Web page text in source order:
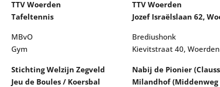
TTV Woerden
Tafeltennis
TTV Woerden
Jozef Israëlslaan 62,
MBvO
Gym
Brediushonk
Kievitstraat 40, Woerden
Stichting Welzijn Zegveld
Jeu de Boules / Koersbal
Nabij de Pionier
Milandhof (Middenweg